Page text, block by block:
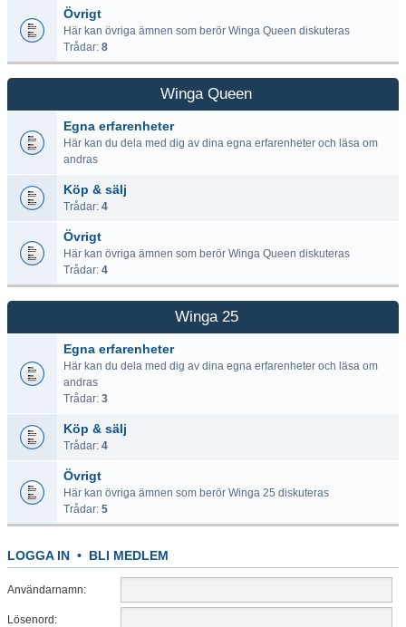
Övrigt
Här kan övriga ämnen som berör Winga Queen diskuteras
Trådar: 8
Winga Queen
Egna erfarenheter
Här kan du dela med dig av dina egna erfarenheter och läsa om
andras
Köp & sälj
Trådar: 4
Övrigt
Här kan övriga ämnen som berör Winga Queen diskuteras
Trådar: 4
Winga 25
Egna erfarenheter
Här kan du dela med dig av dina egna erfarenheter och läsa om
andras
Trådar: 3
Köp & sälj
Trådar: 4
Övrigt
Här kan övriga ämnen som berör Winga 25 diskuteras
Trådar: 5
LOGGA IN • BLI MEDLEM
Användarnamn:
Lösenord: